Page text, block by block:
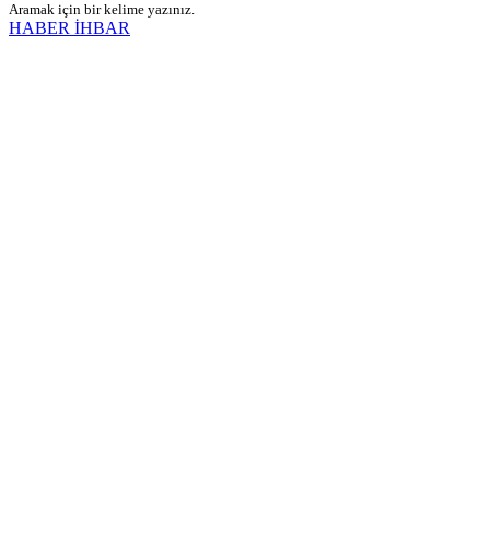
Aramak için bir kelime yazınız.
HABER İHBAR